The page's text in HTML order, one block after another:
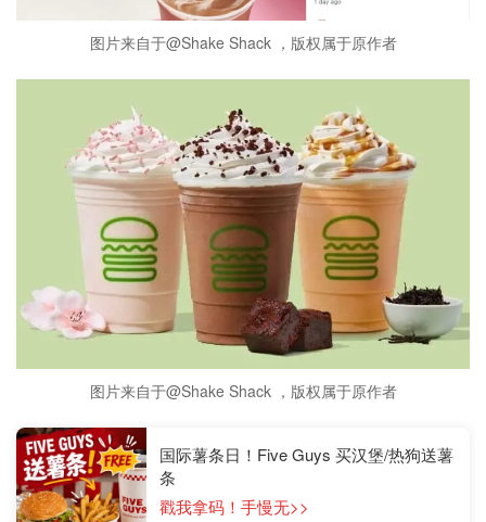
图片来自于@Shake Shack ，版权属于原作者
图片来自于@Shake Shack ，版权属于原作者
国际薯条日！Five Guys 买汉堡/热狗送薯
条
戳我拿码！手慢无>>